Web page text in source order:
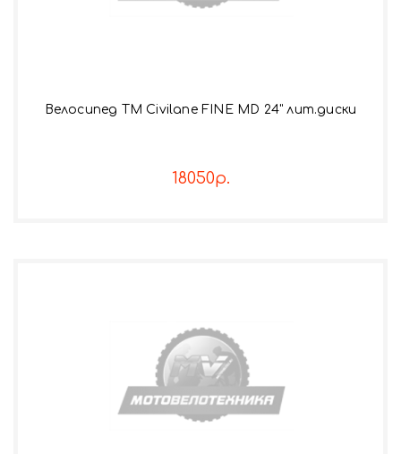
Велосипед TM Civilane FINE MD 24" лит.диски
18050р.